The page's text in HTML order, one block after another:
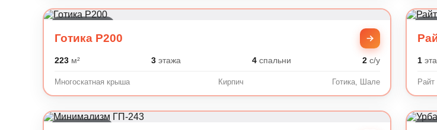
Готика P200
223м² 3этажа 4спальни 2с/у
Многоскатная крыша Кирпич Готика, Шале
1
Райт